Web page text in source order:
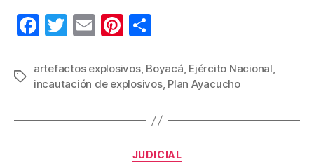
F
c
e
b
T
tt
er
E
ail
Pi
er
e
st
m
p
ar
Etiquetas
artefactos explosivos, Boyacá, Ejército Nacional,
incautación de explosivos, Plan Ayacucho
Categorías
JUDICIAL